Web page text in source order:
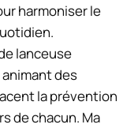
harmoniser le
lanceuse
des
la prévention
de chacun. Ma